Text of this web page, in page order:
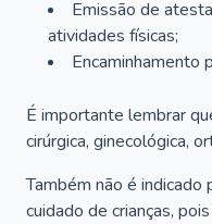
Emissão de
atividades físicas;
Encaminhamento
É importante lembrar
cirúrgica, ginecológica,
Também não é
cuidado de crianças,